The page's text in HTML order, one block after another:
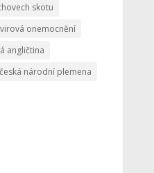
skotu
virová onemocnění
angličtina
česká národní plemena